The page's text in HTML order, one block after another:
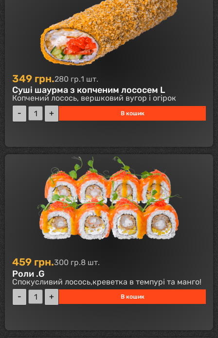
349 грн.280 гр.1 шт.
Суші шаурма з копченим лососем L
Копчений лосось, вершковий вугор і огірок
В кошик
459 грн.300 гр.8 шт.
Роли .G
Спокусливий лосось,креветка в темпурі та манго!
В кошик